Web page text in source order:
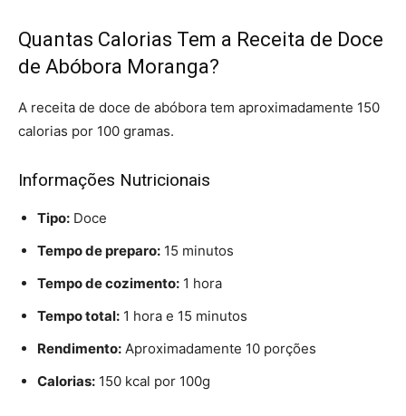
Quantas Calorias Tem a Receita de Doce
de Abóbora Moranga?
A receita de doce de abóbora tem aproximadamente 150
calorias por 100 gramas.
Informações Nutricionais
Tipo: Doce
Tempo de preparo: 15 minutos
Tempo de cozimento: 1 hora
Tempo total: 1 hora e 15 minutos
Rendimento: Aproximadamente 10 porções
Calorias: 150 kcal por 100g